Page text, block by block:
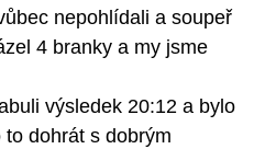
nepohlídali asoupeř
4 branky a my jsme
výsledek 20:12 a bylo
to dohrát s dobrým